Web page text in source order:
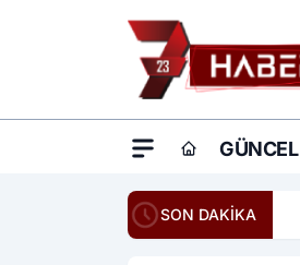
GÜNCEL
SON DAKİKA